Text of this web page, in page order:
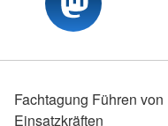
Fachtagung Führen von
Einsatzkräften